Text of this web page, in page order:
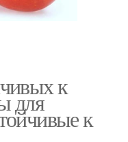
к
для
к